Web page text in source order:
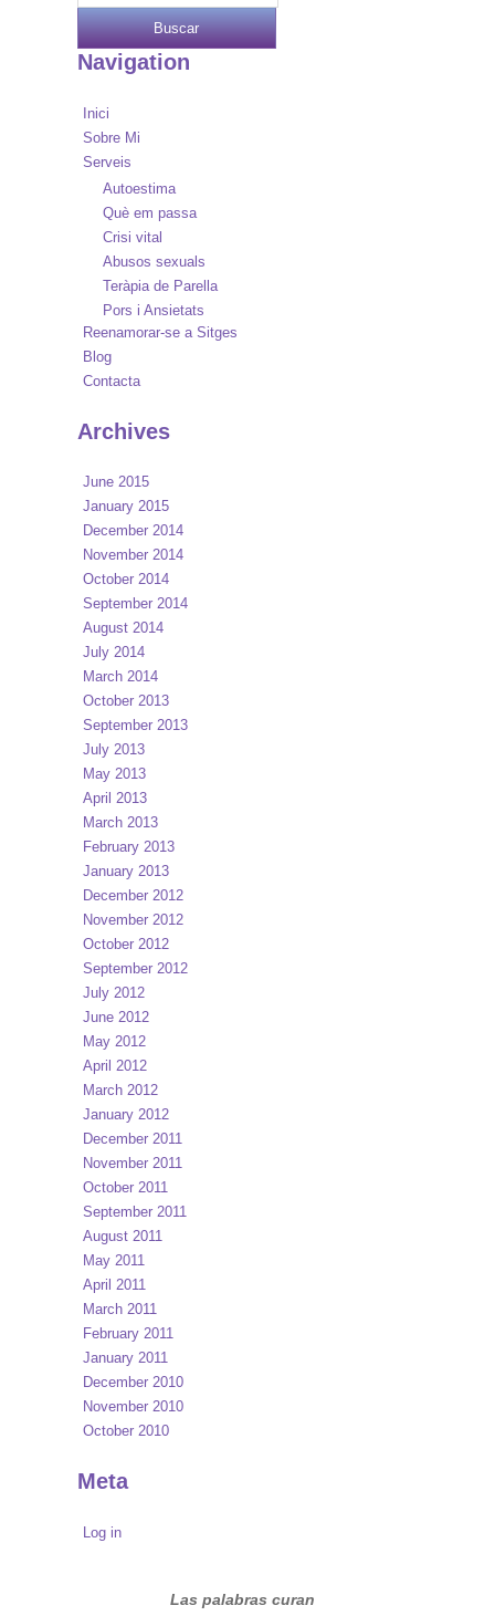
Navigation
Inici
Sobre Mi
Serveis
Autoestima
Què em passa
Crisi vital
Abusos sexuals
Teràpia de Parella
Pors i Ansietats
Reenamorar-se a Sitges
Blog
Contacta
Archives
June 2015
January 2015
December 2014
November 2014
October 2014
September 2014
August 2014
July 2014
March 2014
October 2013
September 2013
July 2013
May 2013
April 2013
March 2013
February 2013
January 2013
December 2012
November 2012
October 2012
September 2012
July 2012
June 2012
May 2012
April 2012
March 2012
January 2012
December 2011
November 2011
October 2011
September 2011
August 2011
May 2011
April 2011
March 2011
February 2011
January 2011
December 2010
November 2010
October 2010
Meta
Log in
Las palabras curan